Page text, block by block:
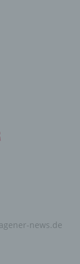
news.de
Logfiles
Person
auf der
von der